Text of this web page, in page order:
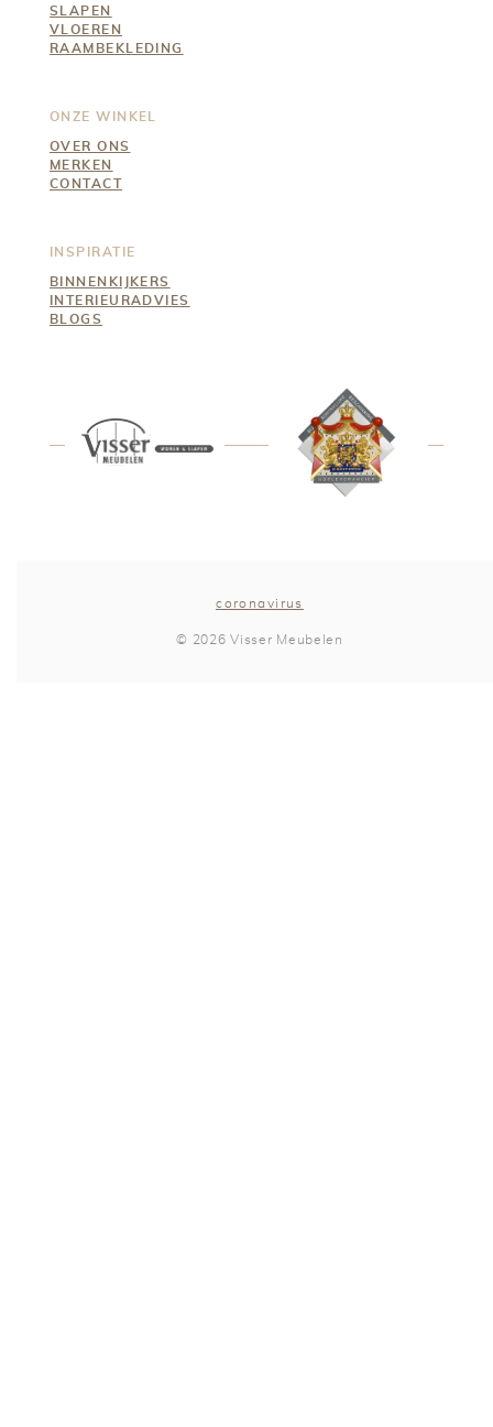
SLAPEN
VLOEREN
RAAMBEKLEDING
ONZE WINKEL
OVER ONS
MERKEN
CONTACT
INSPIRATIE
BINNENKIJKERS
INTERIEURADVIES
BLOGS
coronavirus
© 2026 Visser Meubelen